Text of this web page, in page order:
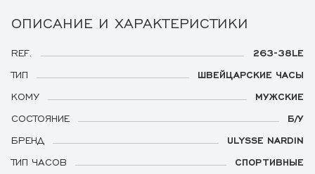
ОПИСАНИЕ И ХАРАКТЕРИСТИКИ
REF.
263-38LE
ТИП
ШВЕЙЦАРСКИЕ ЧАСЫ
КОМУ
МУЖСКИЕ
СОСТОЯНИЕ
Б/У
БРЕНД
ULYSSE NARDIN
ТИП ЧАСОВ
СПОРТИВНЫЕ